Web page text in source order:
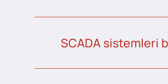
SCADA sistemleri